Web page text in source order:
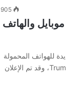
905
والهاتف
للهواتف المحمولة
تحمل اسم ترامب موبايل Trump Mobile، وقد تم الإعلان